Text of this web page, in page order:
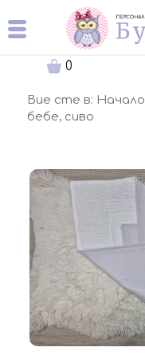
0
Вие сте в: Начало
бебе, сиво